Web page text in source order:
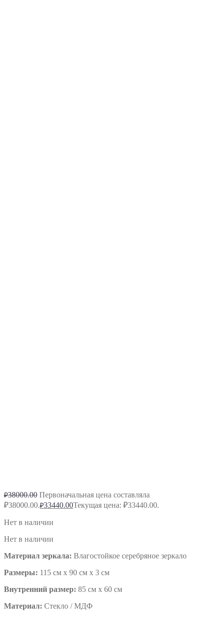
₽38000.00 Первоначальная цена составляла
₽38000.00.₽33440.00Текущая цена: ₽33440.00.
Нет в наличии
Нет в наличии
Материал зеркала: Влагостойкое серебряное зеркало
Размеры: 115 см х 90 см x 3 см
Внутренний размер: 85 см х 60 см
Материал: Стекло / МДФ